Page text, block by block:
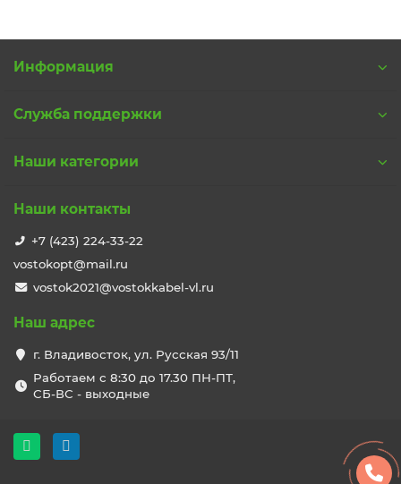
Информация
Служба поддержки
Наши категории
Наши контакты
+7 (423) 224-33-22
vostokopt@mail.ru
vostok2021@vostokkabel-vl.ru
Наш адрес
г. Владивосток, ул. Русская 93/11
Работаем с 8:30 до 17.30 ПН-ПТ,
СБ-ВС - выходные